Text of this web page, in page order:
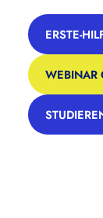
ERSTE-
WEBINAR